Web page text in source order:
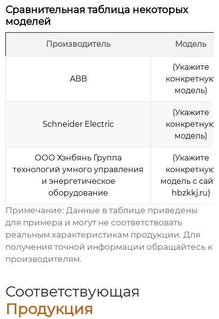
Сравнительная таблица некоторых
моделей
Производитель Модель
ABB
(Укажите
конкретную
модель)
Schneider Electric
(Укажите
конкретную
модель)
ООО Хэнбянь Группа
технологий умного управления
и энергетическое
оборудование
(Укажите
конкретную
модель с
hbzkkj.ru)
Примечание: Данные в таблице приведены
для примера и могут не соответствовать
реальным характеристикам продукции. Для
получения точной информации обращайтесь к
производителям.
Соответствующая
Продукция